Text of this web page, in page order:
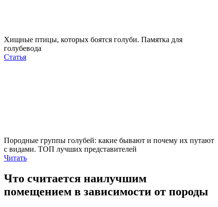
Хищные птицы, которых боятся голуби. Памятка для
голубевода
Статья
Породные группы голубей: какие бывают и почему их путают
с видами. ТОП лучших представителей
Читать
Что считается наилучшим
помещением в зависимости от породы